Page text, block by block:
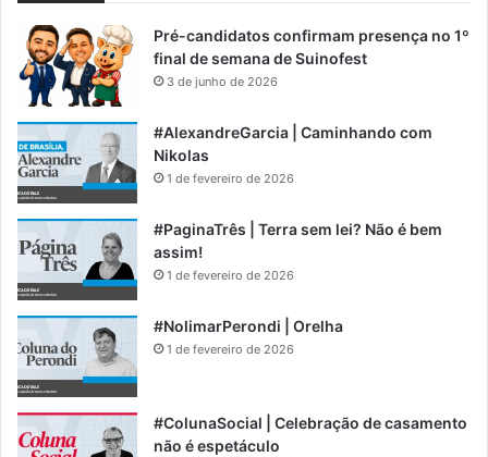
Pré-candidatos confirmam presença no 1º
final de semana de Suinofest
3 de junho de 2026
#AlexandreGarcia | Caminhando com
Nikolas
1 de fevereiro de 2026
#PaginaTrês | Terra sem lei? Não é bem
assim!
1 de fevereiro de 2026
#NolimarPerondi | Orelha
1 de fevereiro de 2026
#ColunaSocial | Celebração de casamento
não é espetáculo